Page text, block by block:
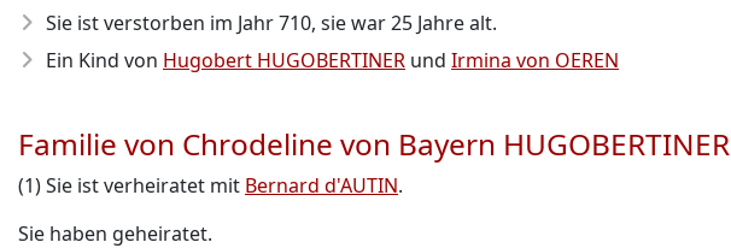
Sie ist verstorben im Jahr 710, sie war 25 Jahre alt.
Ein Kind von Hugobert HUGOBERTINER und Irmina von OEREN
Familie von Chrodeline von Bayern HUGOBERTINER
(1) Sie ist verheiratet mit Bernard d'AUTIN.
Sie haben geheiratet.